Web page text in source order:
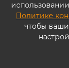
© 2026 ООО
Согласие на
Политика
Политике
чтобы